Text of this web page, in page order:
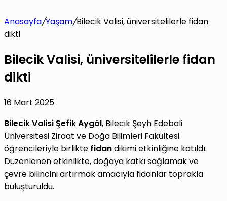
Anasayfa/Yaşam/Bilecik Valisi, üniversitelilerle fidan
dikti
Bilecik Valisi, üniversitelilerle fidan
dikti
16 Mart 2025
Bilecik ValisiŞefik Aygöl, Bilecik Şeyh Edebali
Üniversitesi Ziraat ve Doğa Bilimleri Fakültesi
öğrencileriyle birlikte fidandikimi etkinliğine katıldı.
Düzenlenen etkinlikte, doğaya katkı sağlamak ve
çevre bilincini artırmak amacıyla fidanlar toprakla
buluşturuldu.